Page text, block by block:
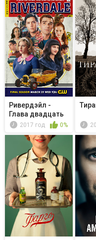
Ривердэйл -
Глава двадцать
девятая. О...
2017 год 0%